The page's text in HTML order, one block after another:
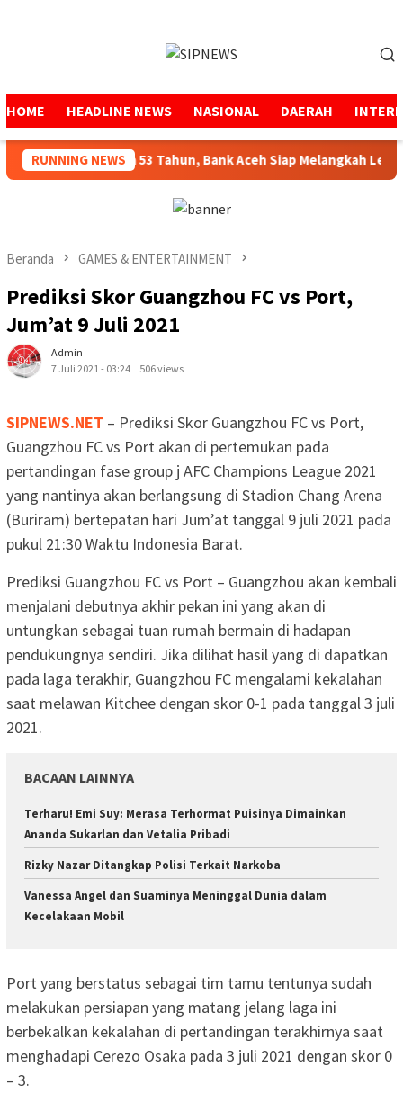
HOME HEADLINE NEWS NASIONAL DAERAH
RUNNING NEWS
Amanah Selama 53 Tahun, Bank Aceh Siap Melangkah Lebih
Beranda GAMES & ENTERTAINMENT
Prediksi Skor Guangzhou FC vs Port,
Jum’at 9 Juli 2021
Admin
7 Juli 2021 - 03:24
506 views
SIPNEWS.NET – Prediksi Skor Guangzhou FC vs Port,
Guangzhou FC vs Port akan di pertemukan pada
pertandingan fase group j AFC Champions League 2021
yang nantinya akan berlangsung di Stadion Chang Arena
(Buriram) bertepatan hari Jum’at tanggal 9 juli 2021 pada
pukul 21:30 Waktu Indonesia Barat.
Prediksi Guangzhou FC vs Port – Guangzhou akan kembali
menjalani debutnya akhir pekan ini yang akan di
untungkan sebagai tuan rumah bermain di hadapan
pendukungnya sendiri. Jika dilihat hasil yang di dapatkan
pada laga terakhir, Guangzhou FC mengalami kekalahan
saat melawan Kitchee dengan skor 0-1 pada tanggal 3 juli
2021.
BACAAN LAINNYA
Terharu! Emi Suy: Merasa Terhormat Puisinya Dimainkan
Ananda Sukarlan dan Vetalia Pribadi
Rizky Nazar Ditangkap Polisi Terkait Narkoba
Vanessa Angel dan Suaminya Meninggal Dunia dalam
Kecelakaan Mobil
Port yang berstatus sebagai tim tamu tentunya sudah
melakukan persiapan yang matang jelang laga ini
berbekalkan kekalahan di pertandingan terakhirnya saat
menghadapi Cerezo Osaka pada 3 juli 2021 dengan skor 0
– 3.